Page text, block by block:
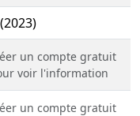
un compte gratuit
voir l'information
un compte gratuit